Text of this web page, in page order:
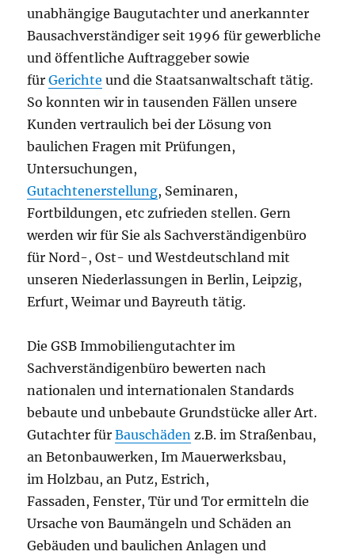
unabhängige Baugutachter und anerkannter
Bausachverständiger seit 1996 für gewerbliche
und öffentliche Auftraggeber sowie
fürGerichte und die Staatsanwaltschaft tätig.
So konnten wir in tausenden Fällen unsere
Kunden vertraulich bei der Lösung von
baulichen Fragen mit Prüfungen,
Untersuchungen,
Gutachtenerstellung, Seminaren,
Fortbildungen, etc zufrieden stellen. Gern
werden wir für Sie als Sachverständigenbüro
für Nord-, Ost- und Westdeutschland mit
unseren Niederlassungen in Berlin, Leipzig,
Erfurt, Weimar und Bayreuth tätig.
Die GSB Immobiliengutachter im
Sachverständigenbüro bewerten nach
nationalen und internationalen Standards
bebaute und unbebaute Grundstücke aller Art.
Gutachter fürBauschäden z.B. im Straßenbau,
an Betonbauwerken, Im Mauerwerksbau,
im Holzbau, an Putz, Estrich,
Fassaden, Fenster, Tür und Tor ermitteln die
Ursache von Baumängeln und Schäden an
Gebäuden und baulichen Anlagen und